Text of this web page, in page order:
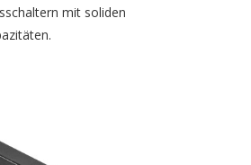
mit soliden